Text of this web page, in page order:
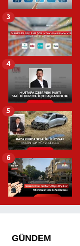
3
4
5
6